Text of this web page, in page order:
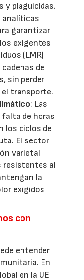
y plaguicidas.
analíticas
garantizar
exigentes
(LMR)
de
sin perder
el transporte.
: Las
falta de horas
los ciclos de
El sector
varietal
resistentes al
la
exigidos
con
entender
En
en la UE